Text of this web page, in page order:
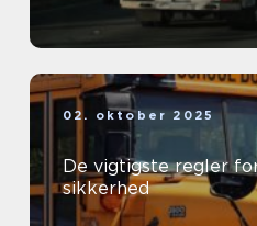
02. oktober 2025
De vigtigste regler
sikkerhed